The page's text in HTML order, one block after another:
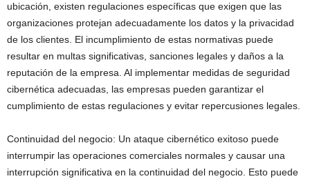
ubicación, existen regulaciones específicas que exigen que las
organizaciones protejan adecuadamente los datos y la privacidad
de los clientes. El incumplimiento de estas normativas puede
resultar en multas significativas, sanciones legales y daños a la
reputación de la empresa. Al implementar medidas de seguridad
cibernética adecuadas, las empresas pueden garantizar el
cumplimiento de estas regulaciones y evitar repercusiones legales.
Continuidad del negocio: Un ataque cibernético exitoso puede
interrumpir las operaciones comerciales normales y causar una
interrupción significativa en la continuidad del negocio. Esto puede